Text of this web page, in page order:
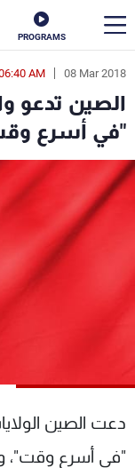
PROGRAMS
08 Mar 2018
AM
الصين تدعو
"في أسرع
دعت الصين
"في أسرع وقت"،
en
الأخبار
سياسة
إقتصاد
منوعات
جدول البرامج
شاهد البرامج
الترددات